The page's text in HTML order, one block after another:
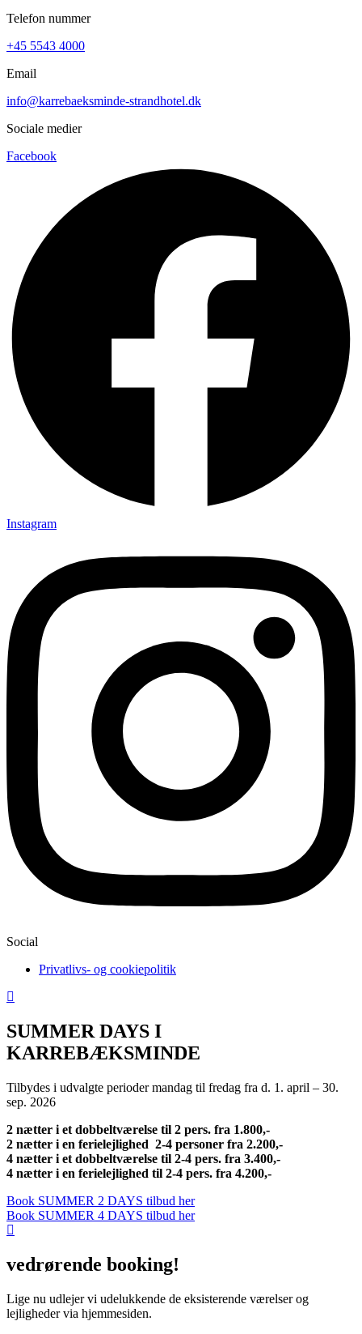
Telefon nummer
+45 5543 4000
Email
info@karrebaeksminde-strandhotel.dk
Sociale medier
Facebook
Instagram
Social
Privatlivs- og cookiepolitik
SUMMER DAYS I
KARREBÆKSMINDE
Tilbydes i udvalgte perioder mandag til fredag fra d. 1. april – 30.
sep. 2026
2 nætter i et dobbeltværelse til 2 pers. fra 1.800,-
2 nætter i en ferielejlighed 2-4 personer fra 2.200,-
4 nætter i et dobbeltværelse til 2-4 pers. fra 3.400,-
4 nætter i en ferielejlighed til 2-4 pers. fra 4.200,-
Book SUMMER 2 DAYS tilbud her
Book SUMMER 4 DAYS tilbud her
vedrørende booking!
Lige nu udlejer vi udelukkende de eksisterende værelser og
lejligheder via hjemmesiden.